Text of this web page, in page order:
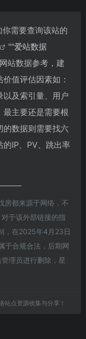
需要查询该站的
""爱站数据
站数据参考，建
值评估因素如：
以及索引量、用户
最主要还是需要根
的数据则需要找六
IP、PV、跳出率
房都来源于网络，不
于该外部链接的指
，在2025年4月23日
于合规合法，后期网
理员进行删除，星
点资源收集与分享！